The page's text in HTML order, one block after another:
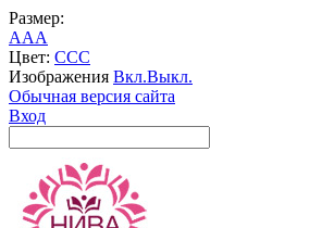
Размер:
AAA
Цвет: CCC
Изображения Вкл.Выкл.
Обычная версия сайта
Вход